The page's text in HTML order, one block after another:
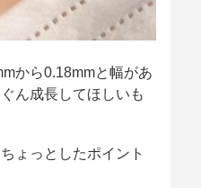
から0.18mmと幅があ
ん成長してほしいも
ょっとしたポイント